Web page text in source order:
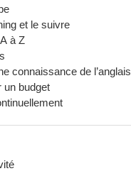
et le suivre
à Z
connaissance de l’anglais
un budget